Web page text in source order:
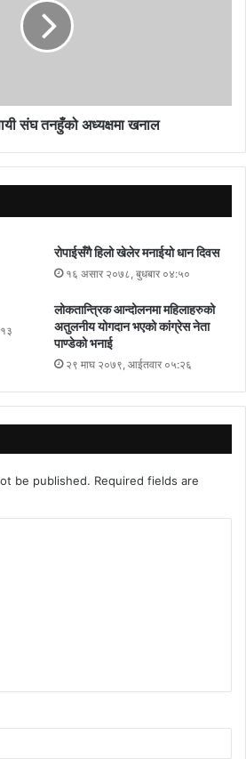
हुनु भएको छ । बुधवार साँझ भएको
समितिले निर्वाचन घोषणा सभाको आयोजना
हड्खलेले पनि बधाई ज्ञापन गर्नु भएको
सदस्य विजयराज खनालले गर्नु भएको थियो।
सदस्य चिरन्जीवि बस्नेतले गर्नुभएको थियो
संघ तनहुँको अध्यक्षमा खनाल
रोपाईसँगै हिलो खेलेर मनाईयो धान दिवस
१६ असार २०७८, बुधबार ०४:५०
लोकतान्त्रिक आन्दोलनमा महिलाहरुको
अतुलनीय योगदान भएको कांग्रेस नेता
पाण्डेको भनाई
२९ माघ २०७९, आईतवार ०५:२६
be published. Required fields are